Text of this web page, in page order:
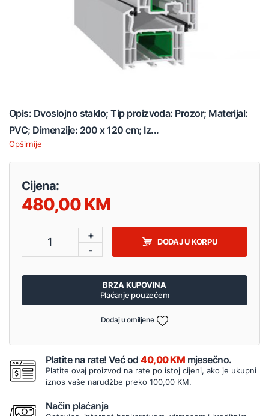
Opis: Dvoslojno staklo; Tip proizvoda: Prozor; Materijal:
PVC; Dimenzije: 200 x 120 cm; Iz...
Opširnije
Cijena:
480,00
1
+
-
DODAJ U KORPU
BRZA KUPOVINA
Plaćanje pouzećem
Dodaj u omiljene
Platite na rate! Već od40,00 KM mjesečno.
Platite ovaj proizvod na rate po istoj cijeni, ako je ukupni
iznos vaše narudžbe preko 100,00 KM.
Način plaćanja